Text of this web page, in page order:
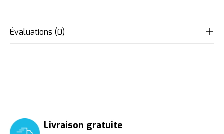
Évaluations (0)
Livraison gratuite